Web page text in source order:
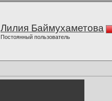
Лилия Баймухаметова
Постоянный пользователь